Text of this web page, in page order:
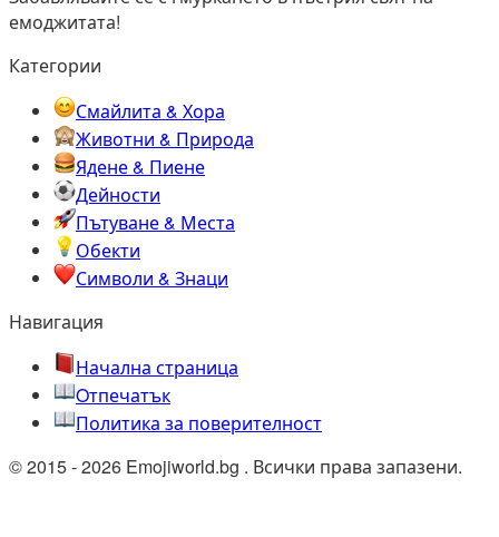
емоджитата!
Категории
Смайлита & Хора
Животни & Природа
Ядене & Пиене
Дейности
Пътуване & Места
Обекти
Символи & Знаци
Навигация
Начална страница
Oтпечатък
Политика за поверителност
© 2015 - 2026 Emojiworld.bg . Всички права запазени.